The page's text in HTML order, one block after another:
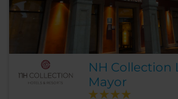
NH Collection
Mayor